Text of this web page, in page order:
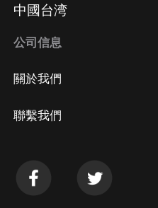
中國台湾
公司信息
關於我們
聯繫我們